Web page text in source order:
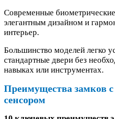
Современные
элегантным дизайном и
интерьер.
Большинство моделей легко
стандартные двери без
навыках или инструментах.
Преимущества замков
сенсором